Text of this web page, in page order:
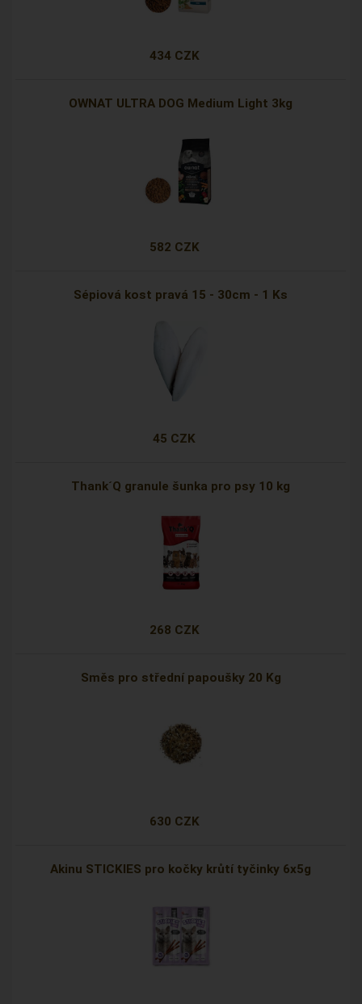
434 CZK
OWNAT ULTRA DOG Medium Light 3kg
582 CZK
Sépiová kost pravá 15 - 30cm - 1 Ks
45 CZK
Thank´Q granule šunka pro psy 10 kg
268 CZK
Směs pro střední papoušky 20 Kg
630 CZK
Akinu STICKIES pro kočky krůtí tyčinky 6x5g